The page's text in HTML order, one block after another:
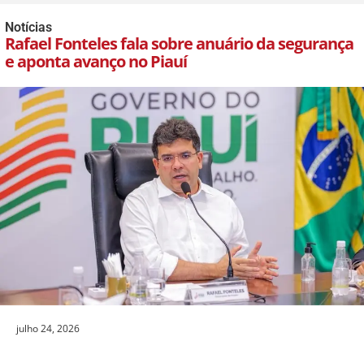
Notícias
Rafael Fonteles fala sobre anuário da segurança
e aponta avanço no Piauí
julho 24, 2026